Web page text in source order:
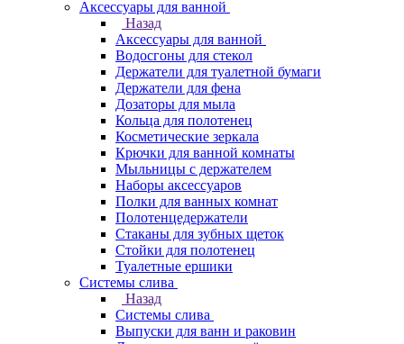
Аксессуары для ванной
Назад
Аксессуары для ванной
Водосгоны для стекол
Держатели для туалетной бумаги
Держатели для фена
Дозаторы для мыла
Кольца для полотенец
Косметические зеркала
Крючки для ванной комнаты
Мыльницы с держателем
Наборы аксессуаров
Полки для ванных комнат
Полотенцедержатели
Стаканы для зубных щеток
Стойки для полотенец
Туалетные ершики
Системы слива
Назад
Системы слива
Выпуски для ванн и раковин